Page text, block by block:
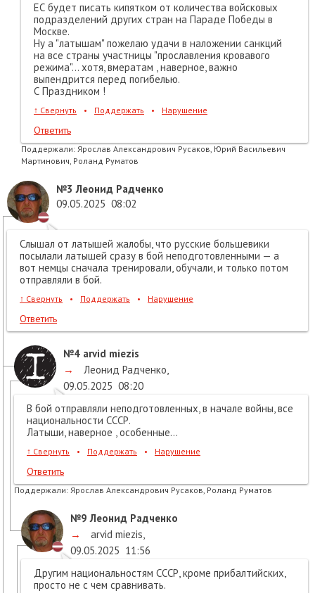
ЕС будет писать кипятком от количества войсковых
подразделений других стран на Параде Победы в
Москве.
Ну а "латышам" пожелаю удачи в наложении санкций
на все страны участницы "прославления кровавого
режима"... хотя, вмератам , наверное, важно
выпендрится перед погибелью.
С Праздником !
↑ Свернуть • Поддержать • Нарушение
Ответить
Поддержали: Ярослав Александрович Русаков, Юрий Васильевич
Мартинович, Роланд Руматов
№3 Леонид Радченко
09.05.2025 08:02
Слышал от латышей жалобы, что русские большевики
посылали латышей сразу в бой неподготовленными — а
вот немцы сначала тренировали, обучали, и только потом
отправляли в бой.
↑ Свернуть • Поддержать • Нарушение
Ответить
№4 arvid miezis
→
Леонид Радченко,
09.05.2025 08:20
В бой отправляли неподготовленных, в начале войны, все
национальности СССР.
Латыши, наверное , особенные...
↑ Свернуть • Поддержать • Нарушение
Ответить
Поддержали: Ярослав Александрович Русаков, Роланд Руматов
№9 Леонид Радченко
→
arvid miezis,
09.05.2025 11:56
Другим национальностям СССР, кроме прибалтийских,
просто не с чем сравнивать.